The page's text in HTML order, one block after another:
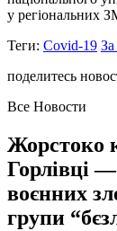
у регіональних
Теги: Covid-19
поделитесь
Все Новости
Жорстоко
Горлівці
воєнних
групи